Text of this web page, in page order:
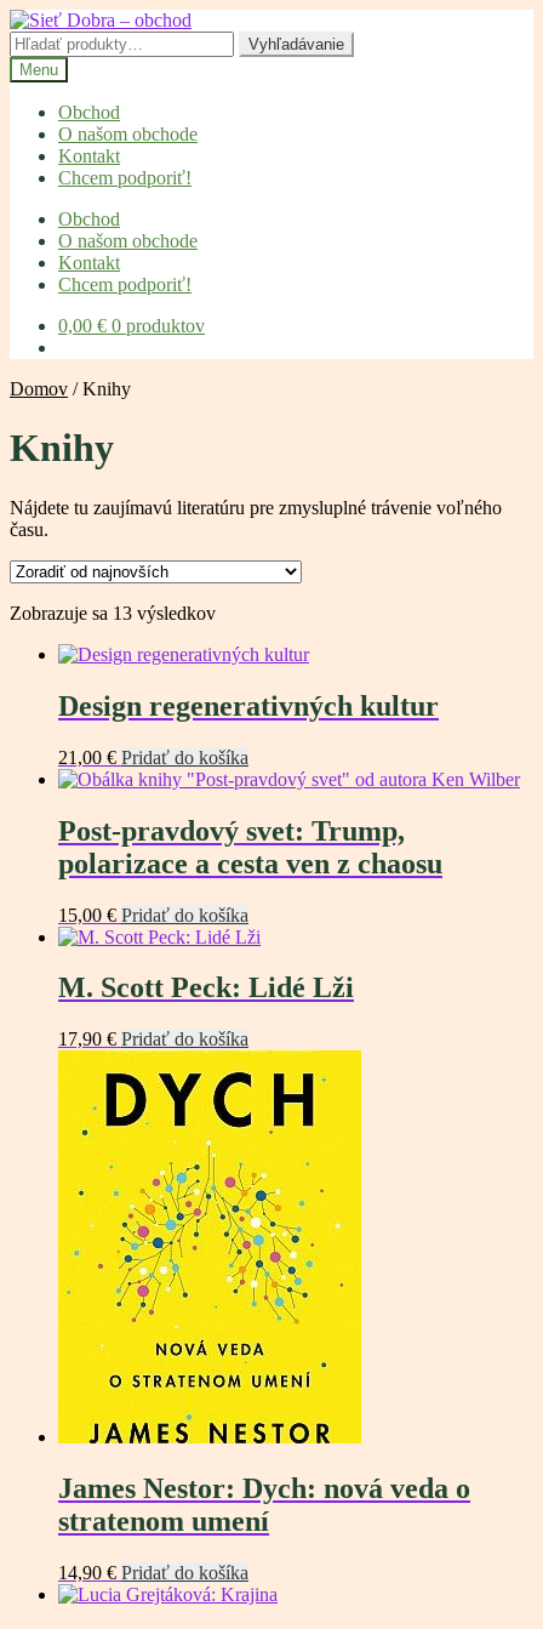
Preskočiť
na
navigáciu
Preskočiť
na
obsah
Hľadať:
Vyhľadávanie
Menu
Obchod
O našom obchode
Kontakt
Chcem podporiť!
Obchod
O našom obchode
Kontakt
Chcem podporiť!
0,00 € 0 produktov
Domov /Knihy
Knihy
Nájdete tu zaujímavú literatúru pre zmysluplné trávenie voľného
času.
Zobrazuje sa 13 výsledkovZoradené
najnovších
Design regenerativných kultur
21,00 € Pridať do košíka
Post-pravdový svet: Trump,
polarizace a cesta ven z chaosu
15,00 € Pridať do košíka
M. Scott Peck: Lidé Lži
17,90 € Pridať do košíka
James Nestor: Dych: nová veda o
stratenom umení
14,90 € Pridať do košíka